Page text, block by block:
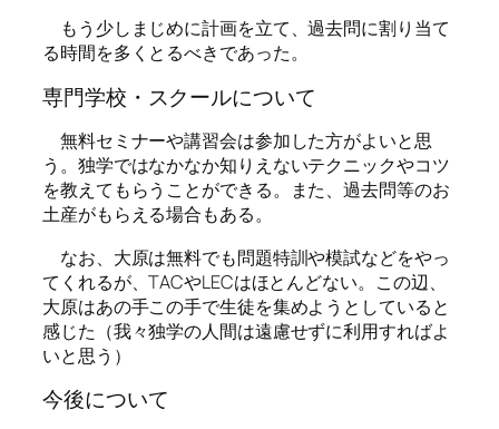
もう少しまじめに計画を立て、過去問に割り当て
る時間を多くとるべきであった。
専門学校・スクールについて
無料セミナーや講習会は参加した方がよいと思
う。独学ではなかなか知りえないテクニックやコツ
を教えてもらうことができる。また、過去問等のお
土産がもらえる場合もある。
なお、大原は無料でも問題特訓や模試などをやっ
てくれるが、TACやLECはほとんどない。この辺、
大原はあの手この手で生徒を集めようとしていると
感じた（我々独学の人間は遠慮せずに利用すればよ
いと思う）
今後について